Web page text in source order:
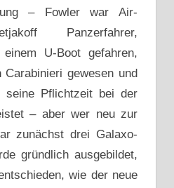
– Fowler war Air-
Panzerfahrer,
U-Boot gefahren,
gewesen und
seine Pflichtzeit bei der
– aber wer neu zur
zunächst drei Galaxo-
gründlich ausgebildet,
wie der neue